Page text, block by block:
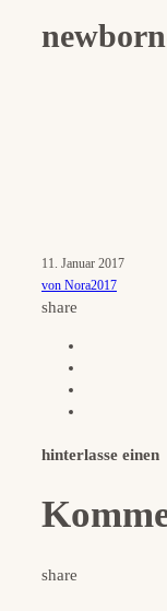
11. Januar 2017
von Nora2017
share
hinterlasse einen
share